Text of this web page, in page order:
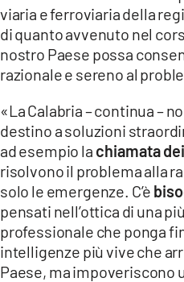
viaria e ferroviaria della
di quanto avvenuto nel
nostro Paese possa
razionale e sereno al
«La Calabria – continua –
destino a soluzioni
ad esempio la chiamata
risolvono il problema alla
solo le emergenze. C’è
pensati nell’ottica di una
professionale che ponga
intelligenze più vive che
Paese, ma impoveriscono